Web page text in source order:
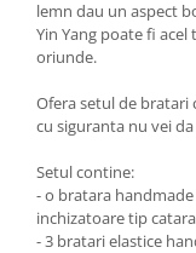
lemn dau un aspect
Yin Yang poate fi
oriunde.
Ofera setul de bratari
cu siguranta nu vei da
Setul contine:
- o bratara handmade
inchizatoare tip
- 3 bratari elastice